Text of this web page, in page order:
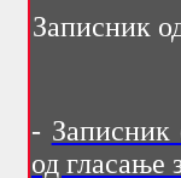
Записник
- Записник
од гласање